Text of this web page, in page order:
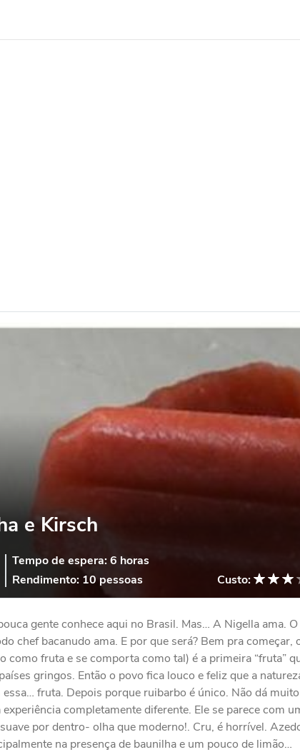
e Kirsch
Tempo de espera:6 horas
Rendimento: 10 pessoas Custo:
gente conhece aqui no Brasil. Mas… A Nigella ama. O
chef bacanudo ama. E por que será? Bem pra começar,
como fruta e se comporta como tal) é a primeira “fruta”
gringos. Então o povo fica louco e feliz que a
fruta. Depois porque ruibarbo é único. Não dá muito
completamente diferente. Ele se parece com
por dentro- olha que moderno!. Cru, é horrível.
na presença de baunilha e um pouco de limão…